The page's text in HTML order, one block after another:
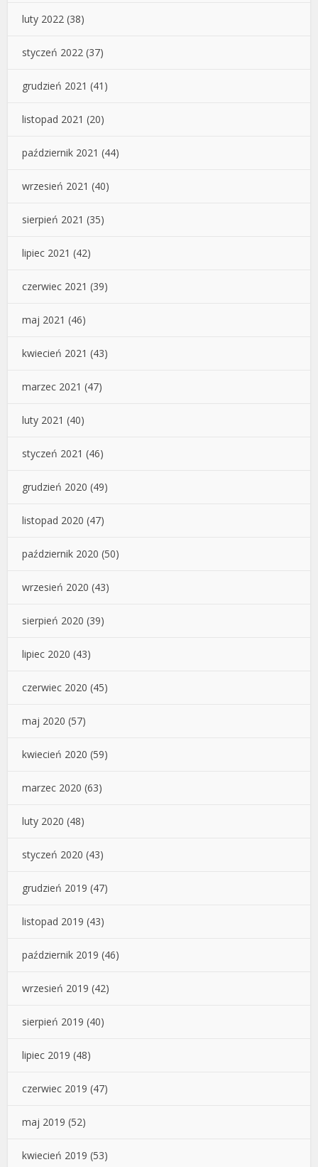
luty 2022 (38)
styczeń 2022 (37)
grudzień 2021 (41)
listopad 2021 (20)
październik 2021 (44)
wrzesień 2021 (40)
sierpień 2021 (35)
lipiec 2021 (42)
czerwiec 2021 (39)
maj 2021 (46)
kwiecień 2021 (43)
marzec 2021 (47)
luty 2021 (40)
styczeń 2021 (46)
grudzień 2020 (49)
listopad 2020 (47)
październik 2020 (50)
wrzesień 2020 (43)
sierpień 2020 (39)
lipiec 2020 (43)
czerwiec 2020 (45)
maj 2020 (57)
kwiecień 2020 (59)
marzec 2020 (63)
luty 2020 (48)
styczeń 2020 (43)
grudzień 2019 (47)
listopad 2019 (43)
październik 2019 (46)
wrzesień 2019 (42)
sierpień 2019 (40)
lipiec 2019 (48)
czerwiec 2019 (47)
maj 2019 (52)
kwiecień 2019 (53)